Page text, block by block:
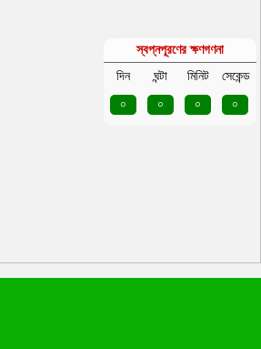
স্বপ্নপূরণের ক্ষণগণনা
দিন
ঘন্টা মিনিট
সেকেন্ড
০
০ ০ ০